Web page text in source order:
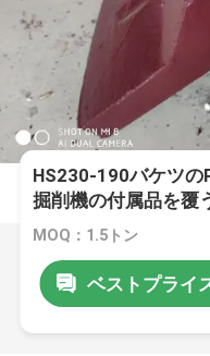
HS230-190バケツ
掘削機の付属品を覆
MOQ：1.5トン
ベストプライ